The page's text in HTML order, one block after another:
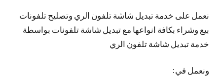
نعمل على خدمة تبديل شاشة تلفون الري وتصليح تلفونات
بيع وشراء بكافة انواعها مع تبديل شاشة تلفونات بواسطة
خدمة تبديل شاشة تلفون الري
ونعمل في: